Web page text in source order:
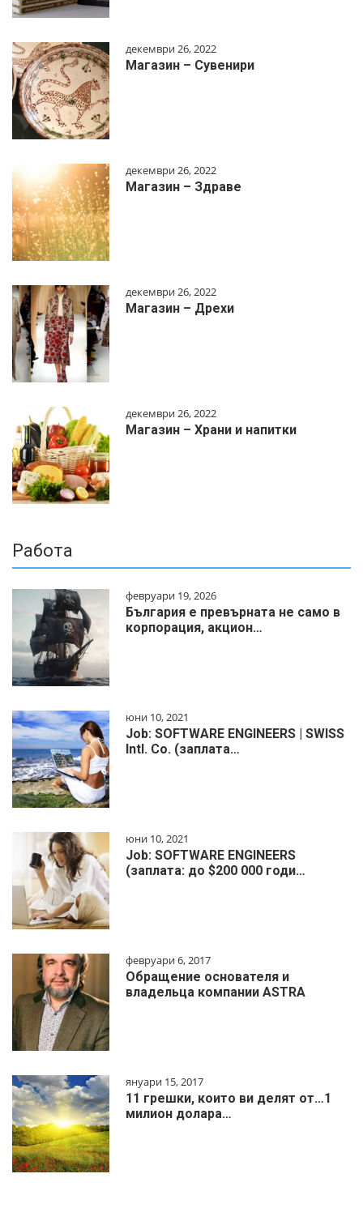
декември 26, 2022
Магазин – Сувенири
декември 26, 2022
Магазин – Здраве
декември 26, 2022
Магазин – Дрехи
декември 26, 2022
Магазин – Храни и напитки
Работа
февруари 19, 2026
България е превърната не само в
корпорация, акцион…
юни 10, 2021
Job: SOFTWARE ENGINEERS | SWISS
Intl. Co. (заплата…
юни 10, 2021
Job: SOFTWARE ENGINEERS
(заплата: до $200 000 годи…
февруари 6, 2017
Обращение основателя и
владельца компании ASTRA
януари 15, 2017
11 грешки, които ви делят от…1
милиoн дoлapa…